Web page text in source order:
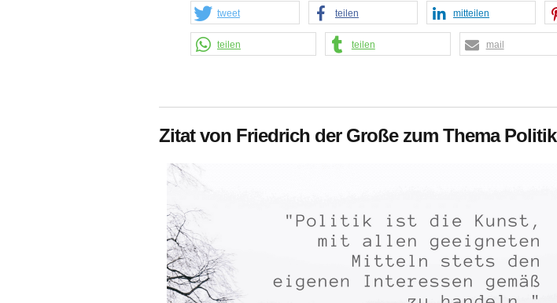
tweet teilen mitteilen
teilen teilen mail
Zitat von Friedrich der Große zum Thema Politik